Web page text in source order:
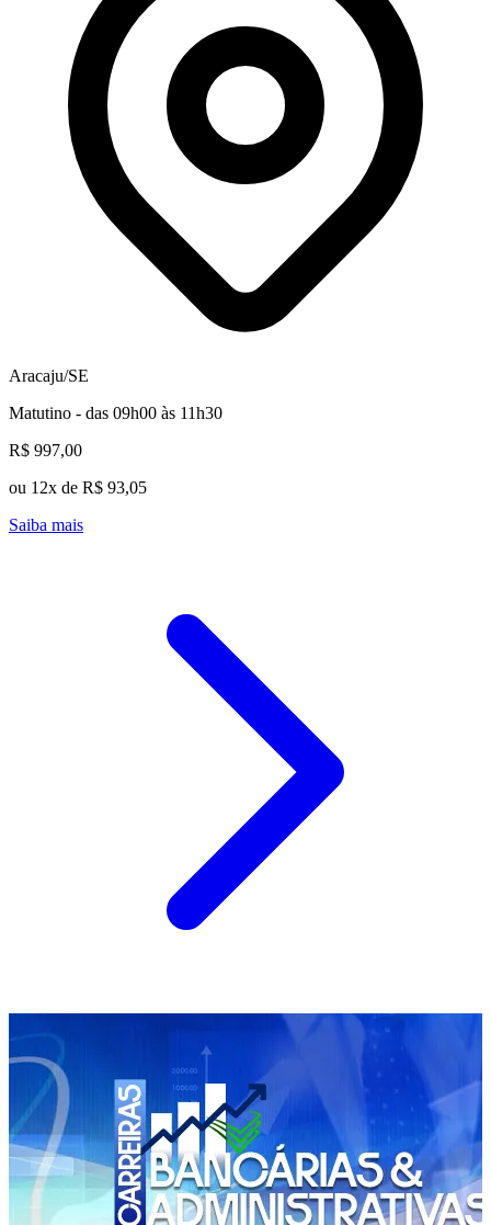
Aracaju/SE
Matutino - das 09h00 às 11h30
R$ 997,00
ou 12x de R$ 93,05
Saiba mais